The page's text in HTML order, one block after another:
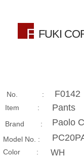
FUKI
No. : F0142
Item : Pants
Brand : Paolo
Model No. :
​Color : WH